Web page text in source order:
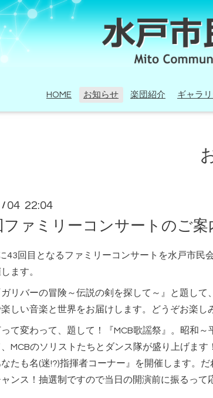
HOME お知らせ 楽団紹介 ギャラ
/ 04 22:04
ファミリーコンサートのご案
43回目となるファミリーコンサートを水戸市民
ます。
リバーの冒険～伝説の剣を探して～』と題して
楽しい音楽と世界をお届けします。どうぞお楽し
て変わって、題して！『MCB歌謡祭』。昭和～
MCBのソリストたちとダンス隊が盛り上げます
たも名(迷!?)指揮者コーナー』を開催します。だ
ンス！抽選制ですので当日の開演前に振るって